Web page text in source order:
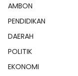
AMBON
PENDIDIKAN
DAERAH
POLITIK
EKONOMI